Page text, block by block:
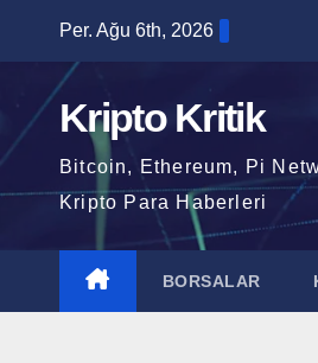
content
Per. Ağu 6th, 2026
Kripto Kritik
Bitcoin, Ethereum, Pi
Kripto Para Haberleri
BORSALAR